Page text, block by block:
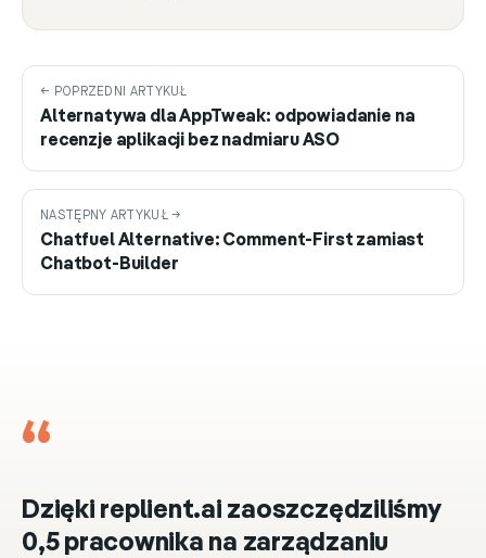
← POPRZEDNI ARTYKUŁ
Alternatywa dla AppTweak: odpowiadanie na
recenzje aplikacji bez nadmiaru ASO
NASTĘPNY ARTYKUŁ →
Chatfuel Alternative: Comment-First zamiast
Chatbot-Builder
“
Dzięki replient.ai zaoszczędziliśmy
0,5 pracownika na zarządzaniu